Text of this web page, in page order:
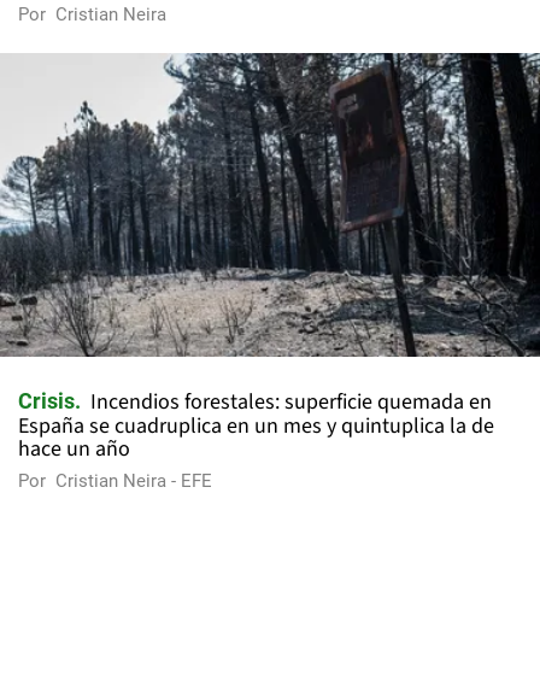
Por Cristian Neira
Crisis
Incendios forestales: superficie quemada en
España se cuadruplica en un mes y quintuplica la de
hace un año
Por Cristian Neira - EFE